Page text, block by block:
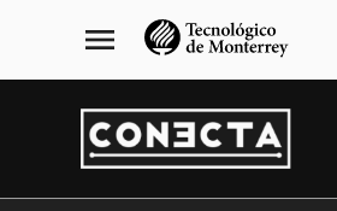
navegación
principal
menu